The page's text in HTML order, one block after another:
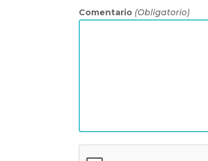
Comentario (Obligatorio)